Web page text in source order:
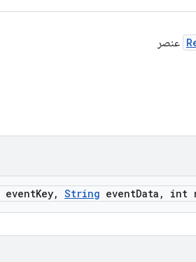
عنصر
eventKey, String eventData , int